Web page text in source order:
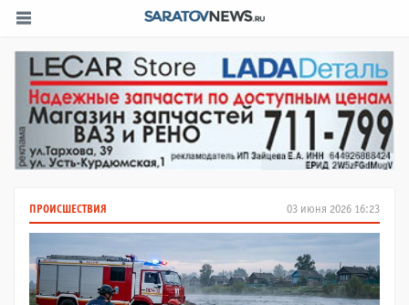
03 июня 2026 16:23
ПРОИСШЕСТВИЯ